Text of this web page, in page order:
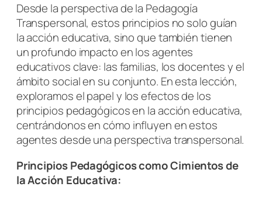
Desde la perspectiva de la Pedagogía
Transpersonal, estos principios no solo guían
la acción educativa, sino que también tienen
un profundo impacto en los agentes
educativos clave: las familias, los docentes y el
ámbito social en su conjunto. En esta lección,
exploramos el papel y los efectos de los
principios pedagógicos en la acción educativa,
centrándonos en cómo influyen en estos
agentes desde una perspectiva transpersonal.
Principios Pedagógicos como Cimientos de
la Acción Educativa: